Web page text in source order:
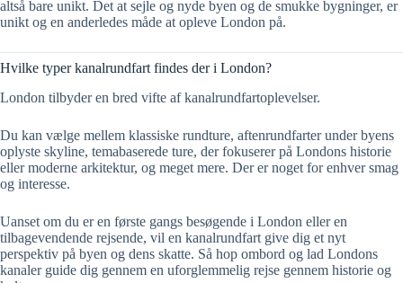
altså bare unikt. Det at sejle og nyde byen og de smukke bygninger, er
unikt og en anderledes måde at opleve London på.
Hvilke typer kanalrundfart findes der i London?
London tilbyder en bred vifte af kanalrundfartoplevelser.
Du kan vælge mellem klassiske rundture, aftenrundfarter under byens
oplyste skyline, temabaserede ture, der fokuserer på Londons historie
eller moderne arkitektur, og meget mere. Der er noget for enhver smag
og interesse.
Uanset om du er en første gangs besøgende i London eller en
tilbagevendende rejsende, vil en kanalrundfart give dig et nyt
perspektiv på byen og dens skatte. Så hop ombord og lad Londons
kanaler guide dig gennem en uforglemmelig rejse gennem historie og